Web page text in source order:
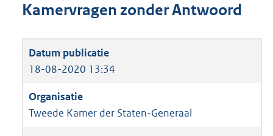
Kamervragen zonder Antwoord
18-08-2020 13:34
Tweede Kamer der Staten-Generaal